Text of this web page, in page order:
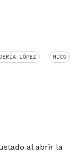
LÓPEZ MICO
al abrir la